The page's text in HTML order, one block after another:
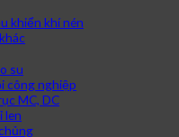
khiển khí nén
su
công nghiệp
MC, DC
len